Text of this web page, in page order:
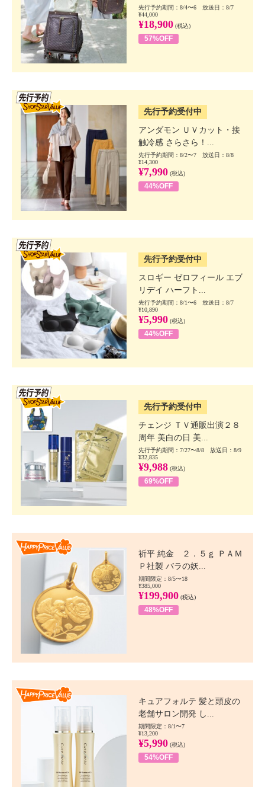
先行予約期間：8/4〜6 放送日：8/7
¥44,000
¥18,900 (税込)
57%OFF
先行予約受付中
アンダモン ＵＶカット・接
触冷感 さらさら！...
先行予約期間：8/2〜7 放送日：8/8
¥14,300
¥7,990 (税込)
44%OFF
先行予約受付中
スロギー ゼロフィール エブ
リデイ ハーフト...
先行予約期間：8/1〜6 放送日：8/7
¥10,890
¥5,990 (税込)
44%OFF
先行予約受付中
チェンジ ＴＶ通販出演２８
周年 美白の日 美...
先行予約期間：7/27〜8/8 放送日：8/9
¥32,835
¥9,988 (税込)
69%OFF
祈平 純金 ２．５ｇ ＰＡＭ
Ｐ社製 バラの妖...
期間限定：8/5〜18
¥385,000
¥199,900 (税込)
48%OFF
キュアフォルテ 髪と頭皮の
老舗サロン開発 し...
期間限定：8/1〜7
¥13,200
¥5,990 (税込)
54%OFF